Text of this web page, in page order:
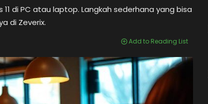
di PC atau laptop. Langkah sederhana yang bisa
di Zeverix.
Add to Reading List